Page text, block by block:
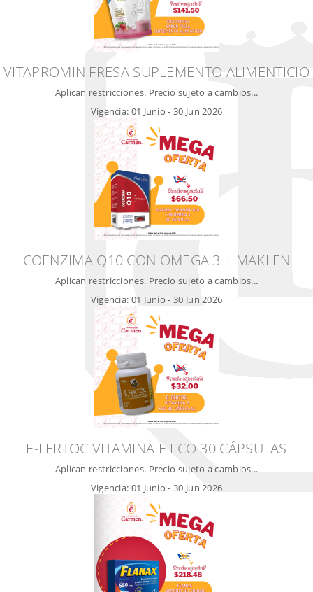
VITAPROMIN FRESA SUPLEMENTO ALIMENTICIO
Aplican restricciones. Precio sujeto a cambios...
Vigencia: 01 Junio - 30 Jun 2026
COENZIMA Q10 CON OMEGA 3 | MAKLEN
Aplican restricciones. Precio sujeto a cambios...
Vigencia: 01 Junio - 30 Jun 2026
E-FERTOC VITAMINA E FCO 30 CÁPSULAS
Aplican restricciones. Precio sujeto a cambios...
Vigencia: 01 Junio - 30 Jun 2026